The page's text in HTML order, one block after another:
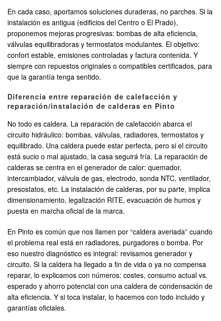
En cada caso, aportamos soluciones duraderas, no parches. Si la
instalación es antigua (edificios del Centro o El Prado),
proponemos mejoras progresivas: bombas de alta eficiencia,
válvulas equilibradoras y termostatos modulantes. El objetivo:
confort estable, emisiones controladas y factura contenida. Y
siempre con repuestos originales o compatibles certificados, para
que la garantía tenga sentido.
Diferencia entre reparación de calefacción y
reparación/instalación de calderas en Pinto
No todo es caldera. La reparación de calefacción abarca el
circuito hidráulico: bombas, válvulas, radiadores, termostatos y
equilibrado. Una caldera puede estar perfecta, pero si el circuito
está sucio o mal ajustado, la casa seguirá fría. La reparación de
calderas se centra en el generador de calor: quemador,
intercambiador, válvula de gas, electrodo, sonda NTC, ventilador,
presostatos, etc. La instalación de calderas, por su parte, implica
dimensionamiento, legalización RITE, evacuación de humos y
puesta en marcha oficial de la marca.
En Pinto es común que nos llamen por “caldera averiada” cuando
el problema real está en radiadores, purgadores o bomba. Por
eso nuestro diagnóstico es integral: revisamos generador y
circuito. Si la caldera ha llegado a fin de vida o ya no compensa
reparar, lo explicamos con números: costes, consumo actual vs.
esperado y ahorro potencial con una caldera de condensación de
alta eficiencia. Y si toca instalar, lo hacemos con todo incluido y
garantías oficiales.